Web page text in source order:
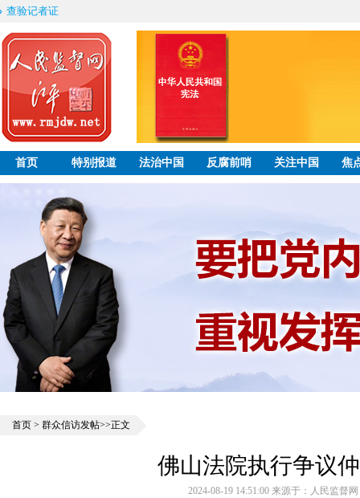
查验记者证
首页 特别报道 法治中国 反腐前哨 关注中国 焦
首页 > 群众信访发帖>>正文
佛山法院执行争议
2024-08-19 14:51:00 来源于：人民监督